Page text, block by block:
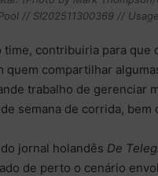
// SI202511300369 //
time, contribuiria para que
quem compartilhar
trabalho de gerenciar
semana de corrida, bem
jornal holandês De
de perto o cenário